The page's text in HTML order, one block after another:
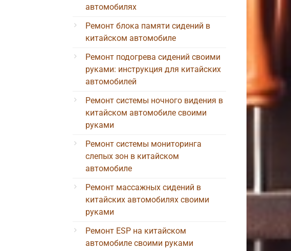
автомобилях
Ремонт блока памяти сидений в
китайском автомобиле
Ремонт подогрева сидений своими
руками: инструкция для китайских
автомобилей
Ремонт системы ночного видения в
китайском автомобиле своими
руками
Ремонт системы мониторинга
слепых зон в китайском
автомобиле
Ремонт массажных сидений в
китайских автомобилях своими
руками
Ремонт ESP на китайском
автомобиле своими руками